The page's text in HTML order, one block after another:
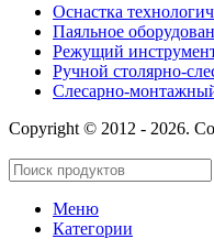
Оснастка
Паяльное
Режущий
Ручной столярно-
Слесарно-
Copyright © 2012 - 2026.
Меню
Категории